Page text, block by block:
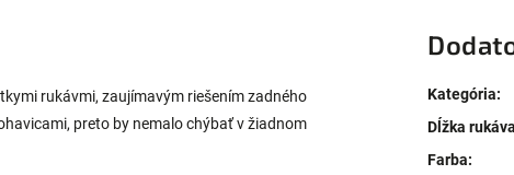
rukávmi, zaujímavým riešením zadného
preto by nemalo chýbať v žiadnom
Kategória:
Dĺžka
Farba: